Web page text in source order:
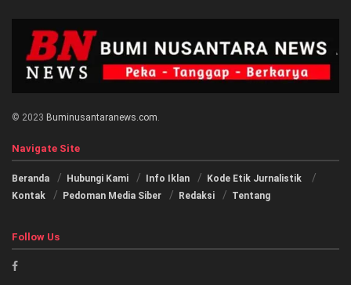
© 2023 Buminusantaranews.com.
Navigate Site
Beranda Hubungi Kami Info Iklan
Kode Etik Jurnalistik
Kontak
Pedoman Media Siber Redaksi Tentang
Follow Us